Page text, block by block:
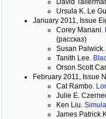
David
Ursula K. Le
January 2011, Issue
Corey Mariani.
(рассказ)
Susan Palwick.
Tanith Lee.
Orson Scott
February 2011, Issue
Cat Rambo.
Julie E.
Ken Liu.
James Patrick